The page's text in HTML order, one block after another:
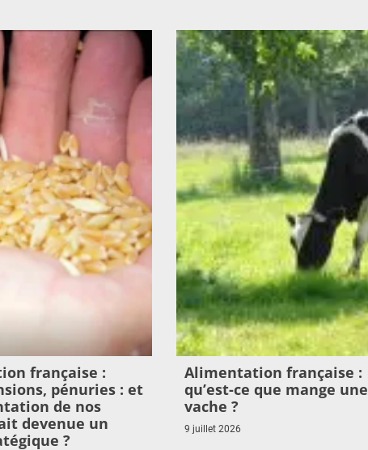
française :
pénuries : et
de nos
devenue un
?
Alimentation française :
qu’est-ce que mange une
vache ?
9 juillet 2026